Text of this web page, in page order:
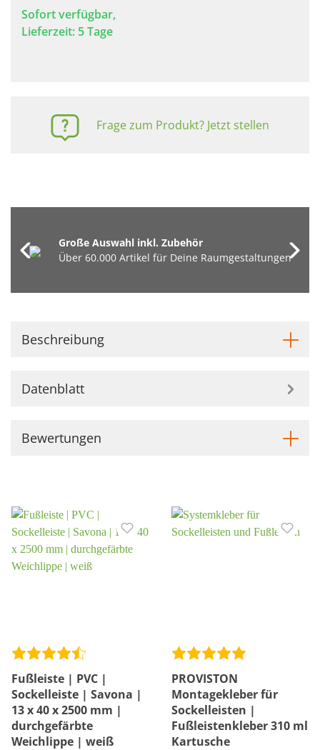
Sofort verfügbar,
Lieferzeit: 5 Tage
Frage zum Produkt? Jetzt stellen
Große Auswahl inkl. Zubehör
Über 60.000 Artikel für Deine Raumgestaltungen
Beschreibung
Datenblatt
Bewertungen
Fußleiste | PVC |
Sockelleiste | Savona |
13 x 40 x 2500 mm |
durchgefärbte
Weichlippe | weiß
PROVISTON
Montagekleber für
Sockelleisten |
Fußleistenkleber 310 ml
Kartusche